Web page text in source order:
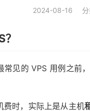
2024-08-16 分
常见的 VPS 用例之前
费时，实际上是从主机